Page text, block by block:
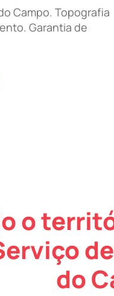
Campo. Topografia
Garantia de
o
do